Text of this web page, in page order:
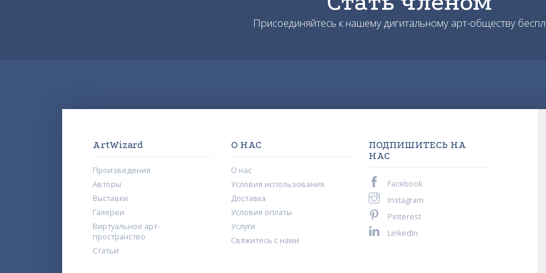
Присоединяйтесь к нашему дигитальному арт-обществу
ArtWizard
Произведения
Авторы
Выставки
Галереи
Виртуальное арт-
пространство
Статьи
О НАС
О нас
Условия использования
Доставка
Условия оплаты
Услуги
Свяжитесь с нами
ПОДПИШИТЕСЬ НА
НАС
Facebook
Instagram
Pinterest
LinkedIn